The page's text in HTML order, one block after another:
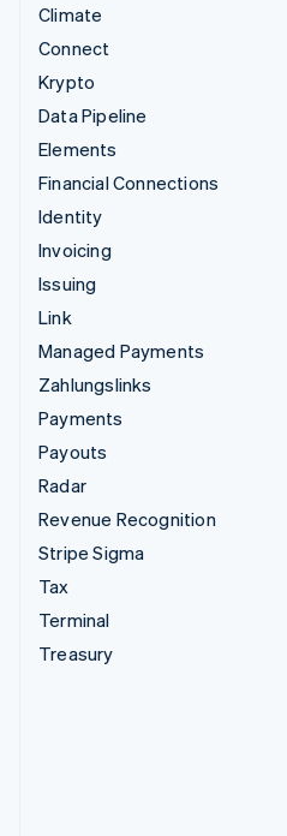
Climate
Connect
Krypto
Data Pipeline
Elements
Financial Connections
Identity
Invoicing
Issuing
Link
Managed Payments
Zahlungslinks
Payments
Payouts
Radar
Revenue Recognition
Stripe Sigma
Tax
Terminal
Treasury